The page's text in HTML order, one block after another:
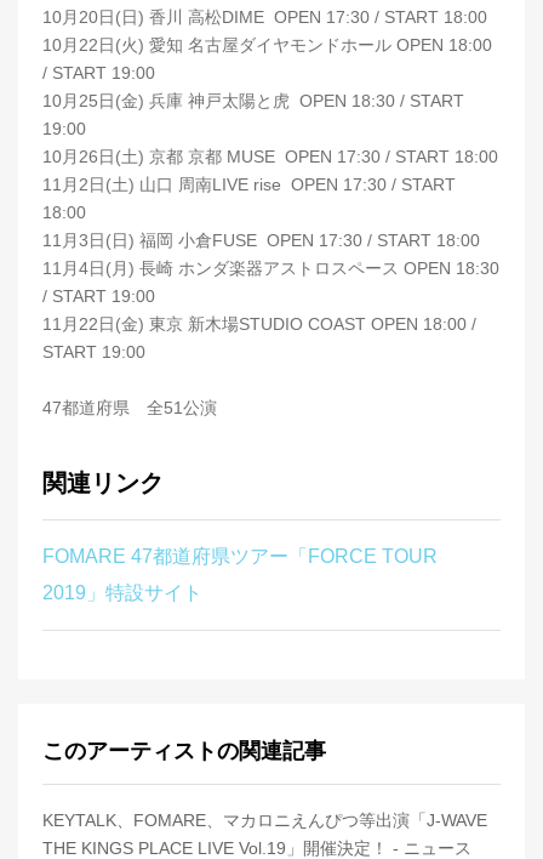
10月20日(日) 香川 高松DIME OPEN 17:30 / START 18:00
10月22日(火) 愛知 名古屋ダイヤモンドホール OPEN 18:00
/ START 19:00
10月25日(金) 兵庫 神戸太陽と虎 OPEN 18:30 / START
19:00
10月26日(土) 京都 京都 MUSE OPEN 17:30 / START 18:00
11月2日(土) 山口 周南LIVE rise OPEN 17:30 / START
18:00
11月3日(日) 福岡 小倉FUSE OPEN 17:30 / START 18:00
11月4日(月) 長崎 ホンダ楽器アストロスペース OPEN 18:30
/ START 19:00
11月22日(金) 東京 新木場STUDIO COAST OPEN 18:00 /
START 19:00
47都道府県 全51公演
関連リンク
FOMARE 47都道府県ツアー「FORCE TOUR
2019」特設サイト
このアーティストの関連記事
KEYTALK、FOMARE、マカロニえんぴつ等出演「J-WAVE
THE KINGS PLACE LIVE Vol.19」開催決定！ - ニュース